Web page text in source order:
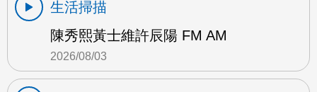
生活掃描
陳秀熙黃士維許辰陽 FM AM
2026/08/03